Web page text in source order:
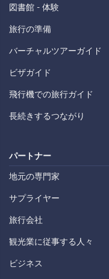
図書館 - 体験
旅行の準備
バーチャルツアーガイド
ビザガイド
飛行機での旅行ガイド
長続きするつながり
パートナー
地元の専門家
サプライヤー
旅行会社
観光業に従事する人々
ビジネス